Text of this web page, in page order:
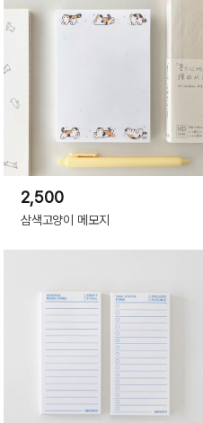
2,500
삼색고양이 메모지